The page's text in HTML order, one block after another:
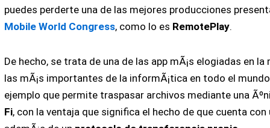
puedes perderte una de las mejores producciones
Mobile World Congress, como lo es RemotePlay.
De hecho, se trata de una de las app mÃ¡s elogiadas en
las mÃ¡s importantes de la informÃ¡tica en todo el
ejemplo que permite traspasar archivos mediante una
Fi, con la ventaja que significa el hecho de que cuenta con